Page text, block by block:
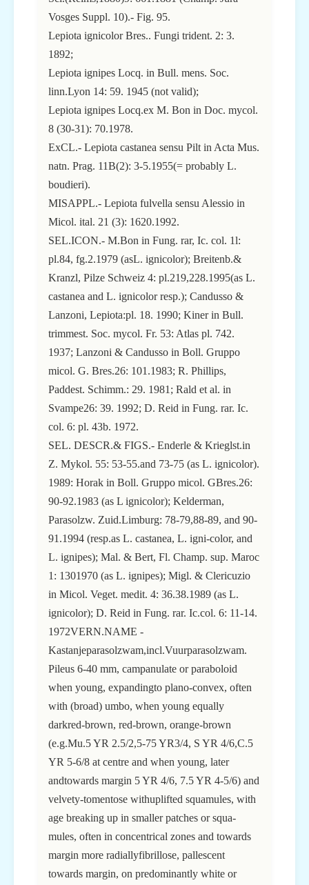
Vosges Suppl. 10).- Fig. 95.
Lepiota ignicolor Bres.. Fungi trident. 2: 3.
1892;
Lepiota ignipes Locq. in Bull. mens. Soc.
linn.Lyon 14: 59. 1945 (not valid);
Lepiota ignipes Locq.ex M. Bon in Doc. mycol.
8 (30-31): 70.1978.
ExCL.- Lepiota castanea sensu Pilt in Acta Mus.
natn. Prag. 11B(2): 3-5.1955(= probably L.
boudieri).
MISAPPL.- Lepiota fulvella sensu Alessio in
Micol. ital. 21 (3): 1620.1992.
SEL.ICON.- M.Bon in Fung. rar, Ic. col. 1l:
pl.84, fg.2.1979 (asL. ignicolor); Breitenb.&
Kranzl, Pilze Schweiz 4: pl.219,228.1995(as L.
castanea and L. ignicolor resp.); Candusso &
Lanzoni, Lepiota:pl. 18. 1990; Kiner in Bull.
trimmest. Soc. mycol. Fr. 53: Atlas pl. 742.
1937; Lanzoni & Candusso in Boll. Gruppo
micol. G. Bres.26: 101.1983; R. Phillips,
Paddest. Schimm.: 29. 1981; Rald et al. in
Svampe26: 39. 1992; D. Reid in Fung. rar. Ic.
col. 6: pl. 43b. 1972.
SEL. DESCR.& FIGS.- Enderle & Krieglst.in
Z. Mykol. 55: 53-55.and 73-75 (as L. ignicolor).
1989: Horak in Boll. Gruppo micol. GBres.26:
90-92.1983 (as L ignicolor); Kelderman,
Parasolzw. Zuid.Limburg: 78-79,88-89, and 90-
91.1994 (resp.as L. castanea, L. igni-color, and
L. ignipes); Mal. & Bert, Fl. Champ. sup. Maroc
1: 1301970 (as L. ignipes); Migl. & Clericuzio
in Micol. Veget. medit. 4: 36.38.1989 (as L.
ignicolor); D. Reid in Fung. rar. Ic.col. 6: 11-14.
1972VERN.NAME -
Kastanjeparasolzwam,incl.Vuurparasolzwam.
Pileus 6-40 mm, campanulate or paraboloid
when young, expandingto plano-convex, often
with (broad) umbo, when young equally
darkred-brown, red-brown, orange-brown
(e.g.Mu.5 YR 2.5/2,5-75 YR3/4, S YR 4/6,C.5
YR 5-6/8 at centre and when young, later
andtowards margin 5 YR 4/6, 7.5 YR 4-5/6) and
velvety-tomentose withuplifted squamules, with
age breaking up in smaller patches or squa-
mules, often in concentrical zones and towards
margin more radiallyfibrillose, pallescent
towards margin, on predominantly white or